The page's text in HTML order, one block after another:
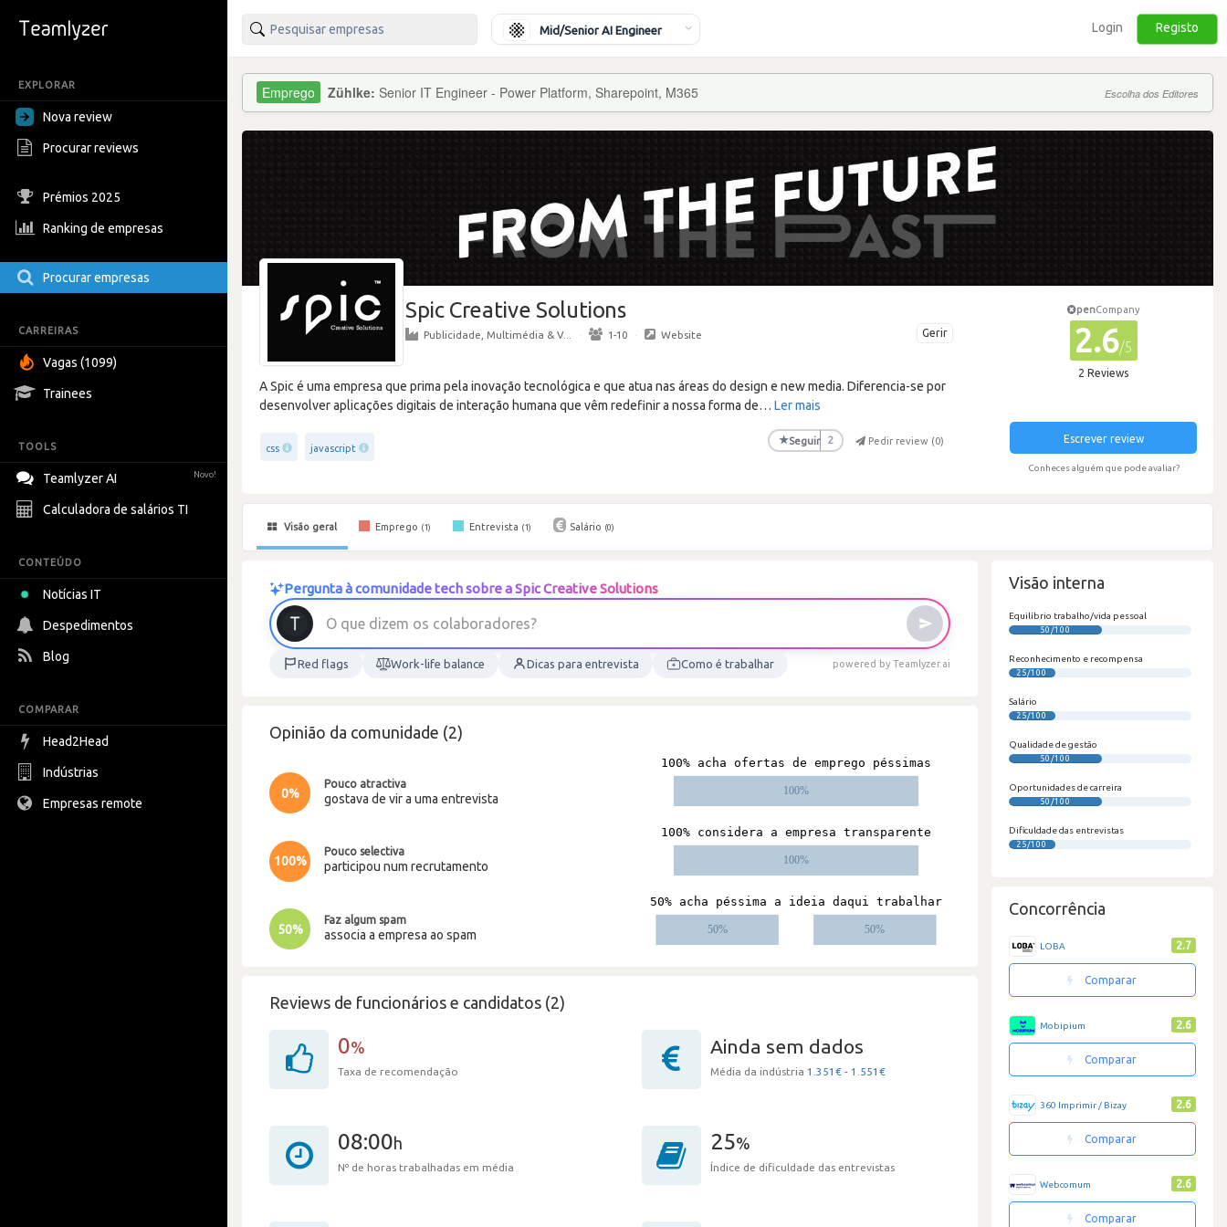
EXPLORAR
Nova review
Procurar reviews
Prémios 2025
Ranking de empresas
Procurar empresas
CARREIRAS
Vagas (1099)
Trainees
TOOLS
Teamlyzer AI Novo!
Calculadora de salários TI
CONTEÚDO
Notícias IT
Despedimentos
Blog
COMPARAR
Head2Head
Indústrias
Empresas remote
Mid/Senior AI Engineer Login Registo
Zühlke: Senior IT Engineer - Power Platform, Sharepoint, M365 Escolha dos Editores
Spic Creative Solutions
Gerir
Publicidade, Multimédia & V... · 1-10 · Website
A Spic é uma empresa que prima pela inovação tecnológica e que atua nas áreas do design e new media. Diferencia-se por
desenvolver aplicações digitais de interação humana que vêm redefinir a nossa forma de… Ler mais
css javascript
★Seguir 2 Pedir review (0)
penCompany
2.6/5
2 Reviews
Escrever review
Conheces alguém que pode avaliar?
Visão geral Emprego (1) Entrevista (1) Salário (0)
Pergunta à comunidade tech sobre a Spic Creative Solutions
O que d izem os colaborad ores?
Red flags Work-life balance Dicas para entrevista Como é trabalhar powered by Teamlyzer.ai
Opinião da comunidade (2)
0%
Pouco atractiva
gostava de vir a uma entrevista
100%
Pouco selectiva
participou num recrutamento
50%
Faz algum spam
associa a empresa ao spam
Reviews de funcionários e candidatos (2)
0%
Taxa de recomendação
Ainda sem dados
Média da indústria 1.351€ - 1.551€
08:00h
Nº de horas trabalhadas em média
25%
Índice de dificuldade das entrevistas
Visão interna
Equilíbrio trabalho/vida pessoal
50/100
Reconhecimento e recompensa
25/100
Salário
25/100
Qualidade de gestão
50/100
Oportunidades de carreira
50/100
Dificuldade das entrevistas
25/100
Concorrência
LOBA 2.7
Comparar
Mobipium 2.6
Comparar
360 Imprimir / Bizay 2.6
Comparar
Webcomum 2.6
Comparar